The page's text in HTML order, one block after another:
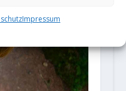
Impressum